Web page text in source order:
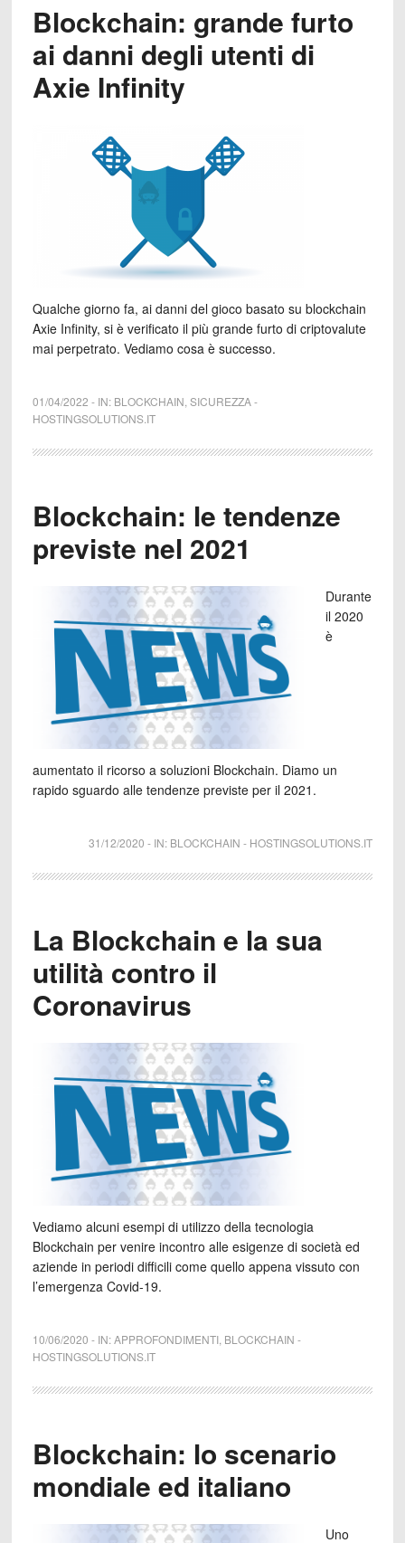
Blockchain: grande furto
ai danni degli utenti di
Axie Infinity
Qualche giorno fa, ai danni del gioco basato su blockchain
Axie Infinity, si è verificato il più grande furto di criptovalute
mai perpetrato. Vediamo cosa è successo.
01/04/2022 - IN: BLOCKCHAIN SICUREZZA-
HOSTINGSOLUTIONS.IT
Blockchain: le tendenze
previste nel 2021
Durante
il 2020
è
aumentato il ricorso a soluzioni Blockchain. Diamo un
rapido sguardo alle tendenze previste per il 2021.
31/12/2020 - IN: BLOCKCHAIN - HOSTINGSOLUTIONS.IT
La Blockchain e la sua
utilità contro il
Coronavirus
Vediamo alcuni esempi di utilizzo della tecnologia
Blockchain per venire incontro alle esigenze di società ed
aziende in periodi difficili come quello appena vissuto con
l’emergenza Covid-19.
10/06/2020 - IN:APPROFONDIMENTI, BLOCKCHAIN -
HOSTINGSOLUTIONS.IT
Blockchain: lo scenario
mondiale ed italiano
Uno